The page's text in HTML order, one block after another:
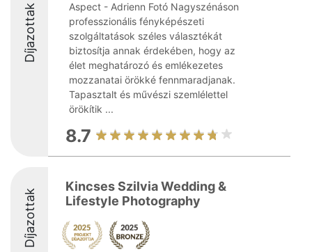
Díjazottak
Aspect - Adrienn Fotó Nagyszénáson
professzionális fényképészeti
szolgáltatások széles választékát
biztosítja annak érdekében, hogy az
élet meghatározó és emlékezetes
mozzanatai örökké fennmaradjanak.
Tapasztalt és művészi szemlélettel
örökítik ...
8.7
Díjazottak
Kincses Szilvia Wedding &
Lifestyle Photography